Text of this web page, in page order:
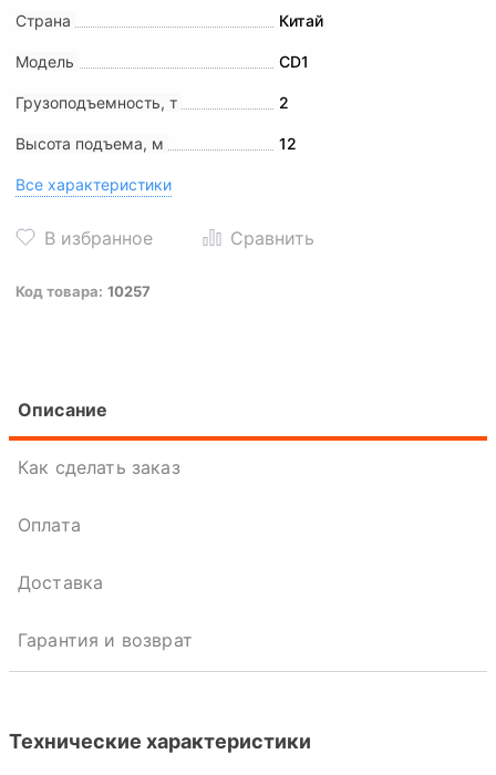
Страна Китай
Модель CD1
Грузоподъемность, т 2
Высота подъема, м 12
Все характеристики
Код товара: 10257
Описание
Как сделать заказ
Оплата
Доставка
Гарантия и возврат
Технические характеристики